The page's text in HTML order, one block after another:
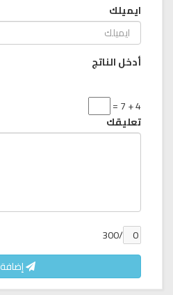
ايميلك
أدخل الناتج
4 + 7 =
تعليقك
/300
إضافة